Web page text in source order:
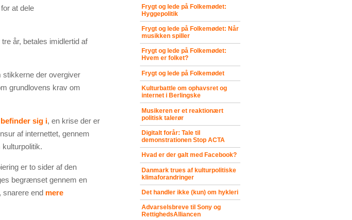
at dele
år, betales imidlertid af
stikkerne der overgiver
grundlovens krav om
sig i, en krise der er
af internettet, gennem
er to sider af den
begrænset gennem en
snarere end mere
Frygt og lede på Folkemødet:
Hyggepolitik
Frygt og lede på Folkemødet: Når
musikken spiller
Frygt og lede på Folkemødet:
Hvem er folket?
Frygt og lede på Folkemødet
Kulturbattle om ophavsret og
internet i Berlingske
Musikeren er et reaktionært
politisk talerør
Digitalt forår: Tale til
demonstrationen Stop ACTA
Hvad er der galt med Facebook?
Danmark trues af kulturpolitiske
klimaforandringer
Det handler ikke (kun) om hykleri
Advarselsbreve til Sony og
RettighedsAlliancen